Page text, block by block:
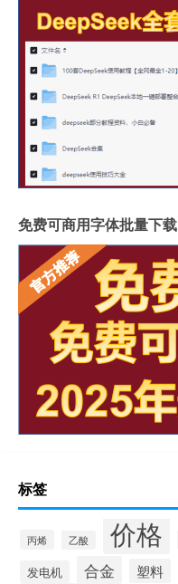
免费可商用字体批量下载
标签
丙烯 乙酸 价格
发电机 合金 塑料